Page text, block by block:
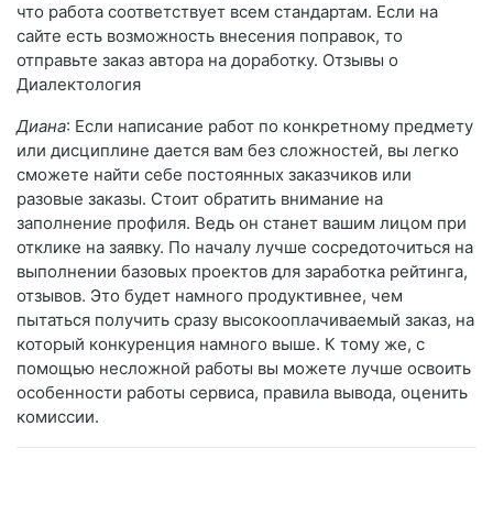
что работа соответствует всем стандартам. Если на
сайте есть возможность внесения поправок, то
отправьте заказ автора на доработку. Отзывы о
Диалектология
Диана: Если написание работ по конкретному предмету
или дисциплине дается вам без сложностей, вы легко
сможете найти себе постоянных заказчиков или
разовые заказы. Стоит обратить внимание на
заполнение профиля. Ведь он станет вашим лицом при
отклике на заявку. По началу лучше сосредоточиться на
выполнении базовых проектов для заработка рейтинга,
отзывов. Это будет намного продуктивнее, чем
пытаться получить сразу высокооплачиваемый заказ, на
который конкуренция намного выше. К тому же, с
помощью несложной работы вы можете лучше освоить
особенности работы сервиса, правила вывода, оценить
комиссии.